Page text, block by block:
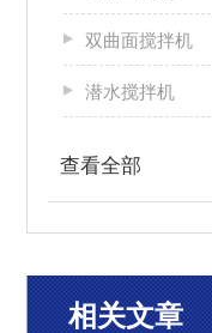
双曲面搅拌机
潜水搅拌机
查看全部
相关文章